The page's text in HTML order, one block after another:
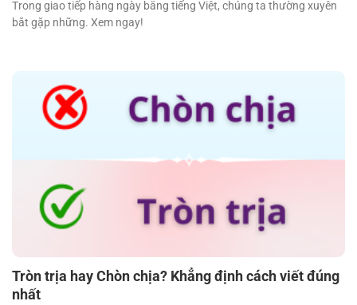
Trong giao tiếp hàng ngày bằng tiếng Việt, chúng ta thường xuyên
bắt gặp những. Xem ngay!
Tròn trịa hay Chòn chịa? Khẳng định cách viết đúng
nhất